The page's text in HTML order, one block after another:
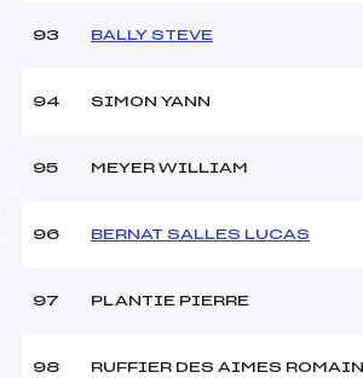
93 BALLY STEVE
94 SIMON YANN
95 MEYER WILLIAM
96 BERNAT SALLES LUCAS
97 PLANTIE PIERRE
98 RUFFIER DES AIMES ROMAIN